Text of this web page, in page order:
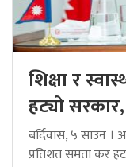
शिक्षा र
हट्यो
बर्दिवास, ५ साउन ।
प्रतिशत समता कर